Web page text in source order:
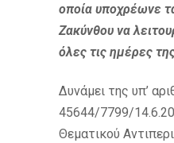
οποία υποχρέωνε
Ζακύνθου να
όλες τις ημέρες
Δυνάμει της υπ’
45644/7799/
Θεματικού